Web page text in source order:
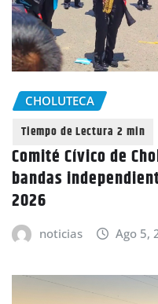
CHOLUTECA
Comité Cívico de
bandas
2026
noticias Ago 5,